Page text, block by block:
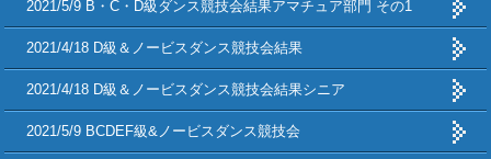
2021/5/9 B・C・D級ダンス競技会結果アマチュア部門 その1
2021/4/18 D級＆ノービスダンス競技会結果
2021/4/18 D級＆ノービスダンス競技会結果シニア
2021/5/9 BCDEF級&ノービスダンス競技会